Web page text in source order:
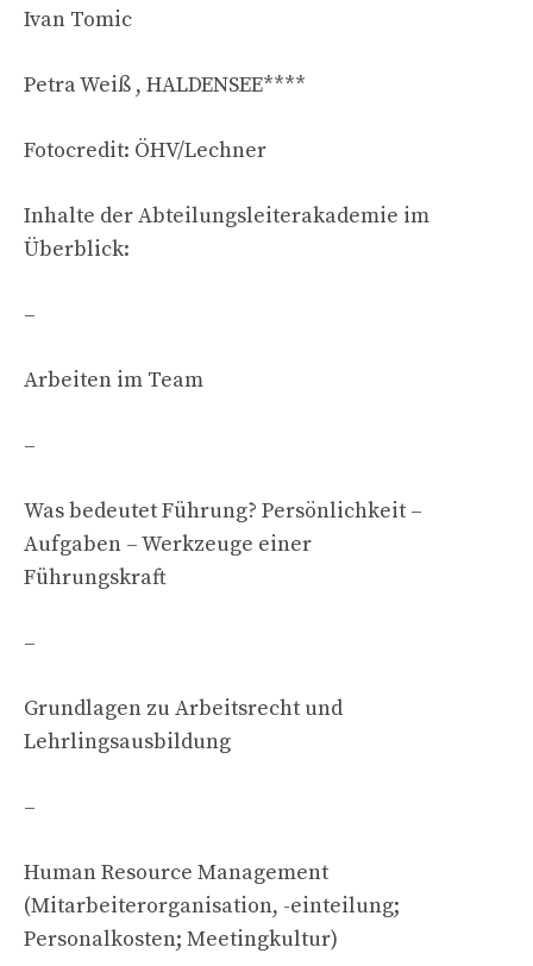
Ivan Tomic
Petra Weiß , HALDENSEE****
Fotocredit: ÖHV/Lechner
Inhalte der Abteilungsleiterakademie im
Überblick:
–
Arbeiten im Team
–
Was bedeutet Führung? Persönlichkeit –
Aufgaben – Werkzeuge einer
Führungskraft
–
Grundlagen zu Arbeitsrecht und
Lehrlingsausbildung
–
Human Resource Management
(Mitarbeiterorganisation, -einteilung;
Personalkosten; Meetingkultur)